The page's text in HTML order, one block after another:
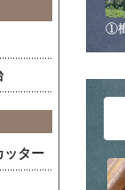
ッター